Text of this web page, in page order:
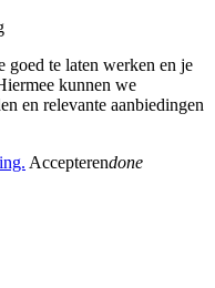
goed te laten werken en je
kunnen we
en relevante aanbiedingen
Accepterendone